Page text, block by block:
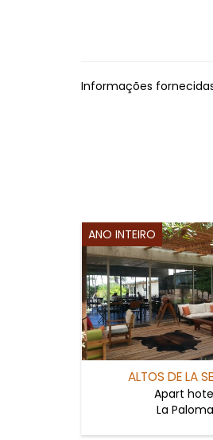
Informações
ANO INTEIRO
ALTOS DE LA
Apart
La Paloma